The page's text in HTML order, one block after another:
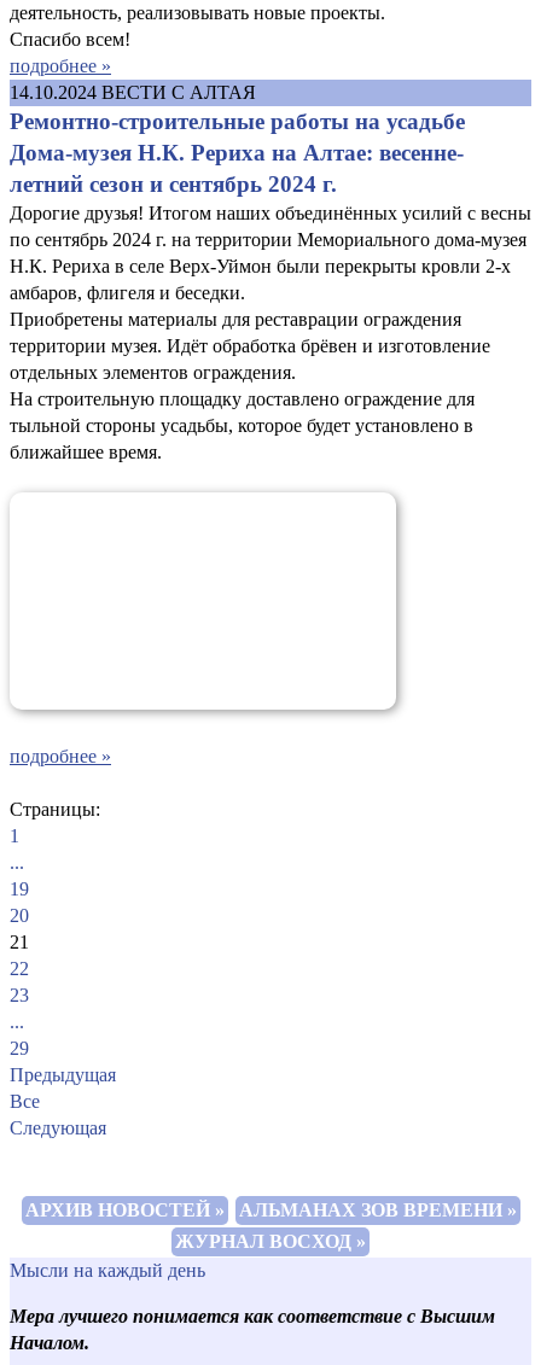
деятельность, реализовывать новые проекты.
Спасибо всем!
подробнее »
14.10.2024 ВЕСТИ С АЛТАЯ
Ремонтно-строительные работы на усадьбе
Дома-музея Н.К. Рериха на Алтае: весенне-
летний сезон и сентябрь 2024 г.
Дорогие друзья! Итогом наших объединённых усилий с весны
по сентябрь 2024 г. на территории Мемориального дома-музея
Н.К. Рериха в селе Верх-Уймон были перекрыты кровли 2-х
амбаров, флигеля и беседки.
Приобретены материалы для реставрации ограждения
территории музея. Идёт обработка брёвен и изготовление
отдельных элементов ограждения.
На строительную площадку доставлено ограждение для
тыльной стороны усадьбы, которое будет установлено в
ближайшее время.
подробнее »
Страницы:
1
...
19
20
21
22
23
...
29
Предыдущая
Все
Следующая
АРХИВ НОВОСТЕЙ »
АЛЬМАНАХ ЗОВ ВРЕМЕНИ »
ЖУРНАЛ ВОСХОД »
Мысли на каждый день
Мера лучшего понимается как соответствие с Высшим
Началом.